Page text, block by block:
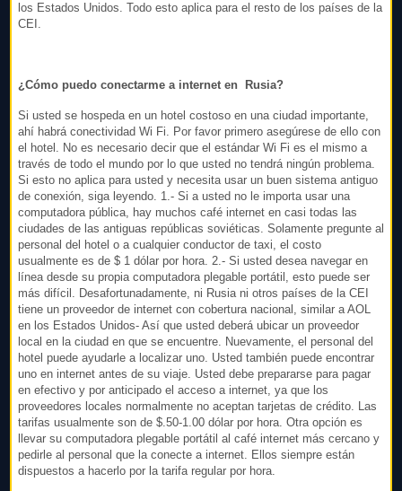
los Estados Unidos. Todo esto aplica para el resto de los países de la
CEI.
¿Cómo puedo conectarme a internet en Rusia?
Si usted se hospeda en un hotel costoso en una ciudad importante,
ahí habrá conectividad Wi Fi. Por favor primero asegúrese de ello con
el hotel. No es necesario decir que el estándar Wi Fi es el mismo a
través de todo el mundo por lo que usted no tendrá ningún problema.
Si esto no aplica para usted y necesita usar un buen sistema antiguo
de conexión, siga leyendo. 1.- Si a usted no le importa usar una
computadora pública, hay muchos café internet en casi todas las
ciudades de las antiguas repúblicas soviéticas. Solamente pregunte al
personal del hotel o a cualquier conductor de taxi, el costo
usualmente es de $ 1 dólar por hora. 2.- Si usted desea navegar en
línea desde su propia computadora plegable portátil, esto puede ser
más difícil. Desafortunadamente, ni Rusia ni otros países de la CEI
tiene un proveedor de internet con cobertura nacional, similar a AOL
en los Estados Unidos- Así que usted deberá ubicar un proveedor
local en la ciudad en que se encuentre. Nuevamente, el personal del
hotel puede ayudarle a localizar uno. Usted también puede encontrar
uno en internet antes de su viaje. Usted debe prepararse para pagar
en efectivo y por anticipado el acceso a internet, ya que los
proveedores locales normalmente no aceptan tarjetas de crédito. Las
tarifas usualmente son de $.50-1.00 dólar por hora. Otra opción es
llevar su computadora plegable portátil al café internet más cercano y
pedirle al personal que la conecte a internet. Ellos siempre están
dispuestos a hacerlo por la tarifa regular por hora.